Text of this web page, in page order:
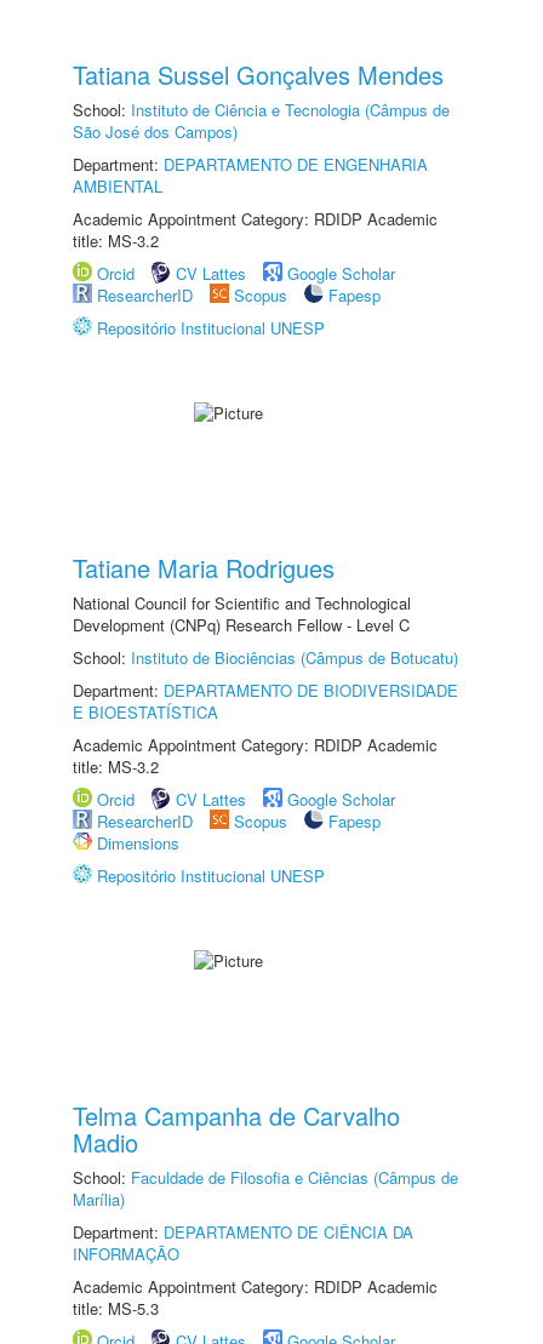
Tatiana Sussel Gonçalves Mendes
School: Instituto de Ciência e Tecnologia (Câmpus de
São José dos Campos)
Department: DEPARTAMENTO DE ENGENHARIA
AMBIENTAL
Academic Appointment Category: RDIDP Academic
title: MS-3.2
Orcid
CV Lattes
Google Scholar
ResearcherID
Scopus
Fapesp
Repositório Institucional UNESP
Tatiane Maria Rodrigues
National Council for Scientific and Technological
Development (CNPq) Research Fellow - Level C
School: Instituto de Biociências (Câmpus de Botucatu)
Department: DEPARTAMENTO DE BIODIVERSIDADE
E BIOESTATÍSTICA
Academic Appointment Category: RDIDP Academic
title: MS-3.2
Orcid
CV Lattes
Google Scholar
ResearcherID
Scopus
Fapesp
Dimensions
Repositório Institucional UNESP
Telma Campanha de Carvalho
Madio
School: Faculdade de Filosofia e Ciências (Câmpus de
Marília)
Department: DEPARTAMENTO DE CIÊNCIA DA
INFORMAÇÃO
Academic Appointment Category: RDIDP Academic
title: MS-5.3